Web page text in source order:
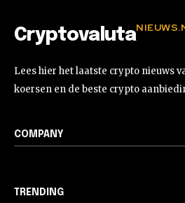
Cryptovaluta
Lees hier het laatste crypto nieuws
koersen en de beste crypto
COMPANY
TRENDING